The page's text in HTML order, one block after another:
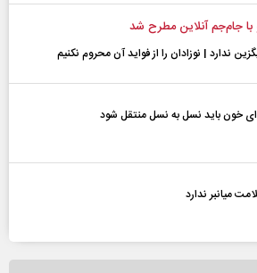
جام‌جم آنلاین مطرح شد
ندارد | نوزادان را از فواید آن محروم نکنیم
خون باید نسل به نسل منتقل شود
میانبر ندارد